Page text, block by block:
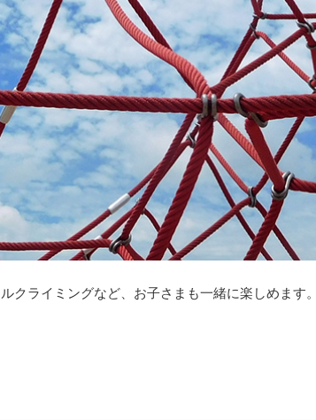
クライミングなど、お子さまも一緒に楽しめます。